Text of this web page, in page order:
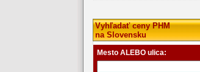
Vyhľadať ceny PHM
na Slovensku
Mesto ALEBO ulica: